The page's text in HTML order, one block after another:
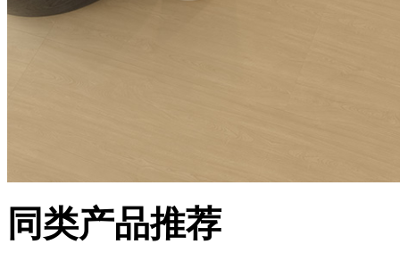
同类产品推荐